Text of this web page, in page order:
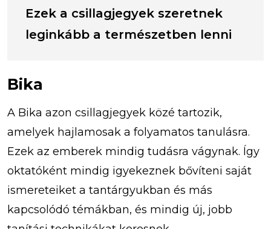
Ezek a csillagjegyek szeretnek
leginkább a természetben lenni
Bika
A Bika azon csillagjegyek közé tartozik,
amelyek hajlamosak a folyamatos tanulásra.
Ezek az emberek mindig tudásra vágynak. Így
oktatóként mindig igyekeznek bővíteni saját
ismereteiket a tantárgyukban és más
kapcsolódó témákban, és mindig új, jobb